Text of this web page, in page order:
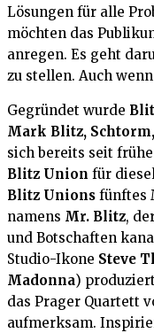
Lösungen für alle
möchten das
anregen. Es geht
zu stellen. Auch
Gegründet wurde
Mark Blitz,
sich bereits seit
Blitz Union für
Blitz Unions fünftes
namens Mr. Blitz,
und Botschaften
Studio-Ikone Steve
Madonna)
das Prager Quartett
aufmerksam.